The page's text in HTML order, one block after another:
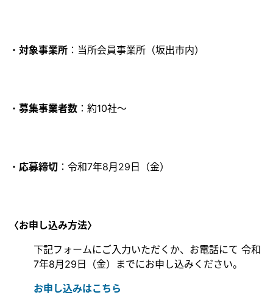
・ 対象事業所 ：当所会員事業所（坂出市内）
・ 募集事業者数 ：約10社～
・ 応募締切 ：令和7年8月29日（金）
〈お申し込み方法〉
下記フォームにご入力いただくか、お電話にて 令和
7年8月29日（金）までにお申し込みください。
お申し込みはこちら